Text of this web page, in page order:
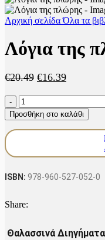
Αρχική σελίδαΌλα τα
Λόγια της
€20.49 Original
€20.49.
€16.39Η
είναι:
€16.39.
Λόγια
της
πλώρης
ποσότητα
Προσθήκη στο καλάθι
ISBN: 978-960-527-052-0
Share:
Θαλασσινά Διηγήματα